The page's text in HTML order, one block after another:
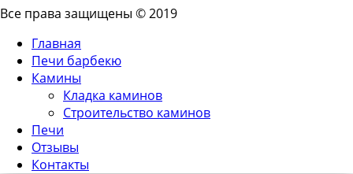
Все права защищены © 2019
Главная
Печи барбекю
Камины
Кладка каминов
Строительство каминов
Печи
Отзывы
Контакты